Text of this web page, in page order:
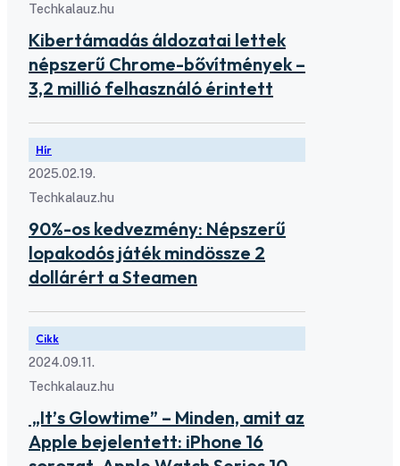
Techkalauz.hu
Kibertámadás áldozatai lettek
népszerű Chrome-bővítmények –
3,2 millió felhasználó érintett
Hír
2025.02.19.
Techkalauz.hu
90%-os kedvezmény: Népszerű
lopakodós játék mindössze 2
dollárért a Steamen
Cikk
2024.09.11.
Techkalauz.hu
„It’s Glowtime” – Minden, amit az
Apple bejelentett: iPhone 16